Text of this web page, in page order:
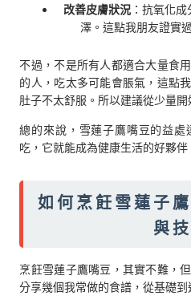
改善皮膚狀況：抗氧化成
澤。這點我朋友證實
不過，不是所有人都適合大量食
的人，吃太多可能會脹氣，這點
肚子不太舒服。所以建議從少量開
總的來說，雪蓮子鷹嘴豆的益
吃，它就能成為健康生活的好夥伴
如何烹飪雪蓮子
與
烹飪雪蓮子鷹嘴豆，其實不難，
分享幾個我常做的食譜，從基礎到